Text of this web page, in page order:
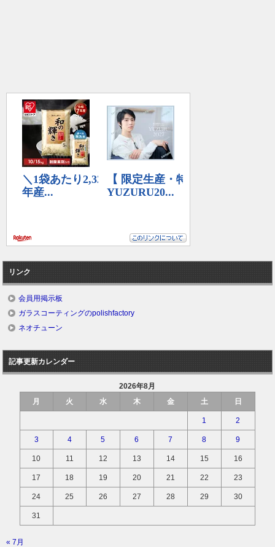
リンク
会員用掲示板
ガラスコーティングのpolishfactory
ネオチューン
記事更新カレンダー
2026年8月
月
火 水 木 金 土 日
1 2
3 4 5 6 7 8 9
10 11 12 13 14 15 16
17 18 19 20 21 22 23
24 25 26 27 28 29 30
31
« 7月